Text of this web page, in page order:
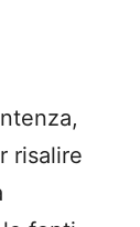
risalire